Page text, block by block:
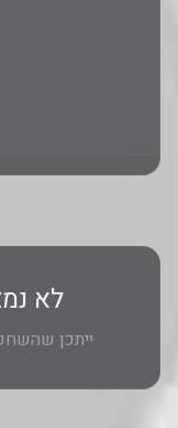
לא
ייתכן